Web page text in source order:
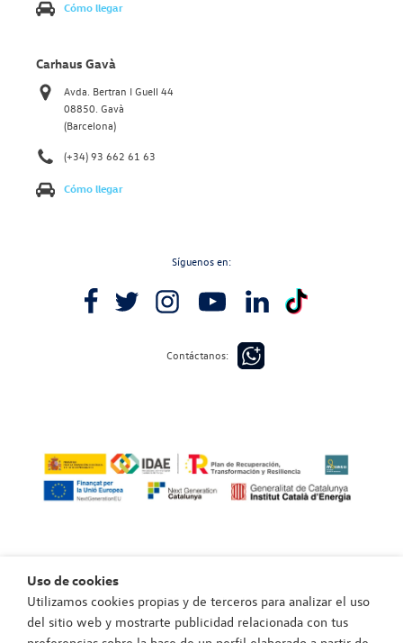
Cómo llegar
Carhaus Gavà
Avda. Bertran I Guell 44
08850. Gavà
(Barcelona)
(+34) 93 662 61 63
Cómo llegar
Síguenos en:
Contáctanos:
Política de privacidad
Política de cookies
Uso de cookies
Utilizamos cookies propias y de terceros para analizar el uso
del sitio web y mostrarte publicidad relacionada con tus